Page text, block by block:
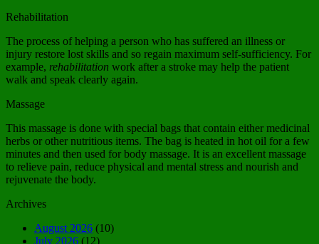
Rehabilitation
The process of helping a person who has suffered an illness or
injury restore lost skills and so regain maximum self-sufficiency. For
example, rehabilitation work after a stroke may help the patient
walk and speak clearly again.
Massage
This massage is done with special bags that contain either medicinal
herbs or other nutritious items. The bag is heated in hot oil for a few
minutes and then used for body massage. It is an excellent massage
to relieve pain, reduce physical and mental stress and nourish and
rejuvenate the body.
Archives
August 2026 (10)
July 2026 (12)